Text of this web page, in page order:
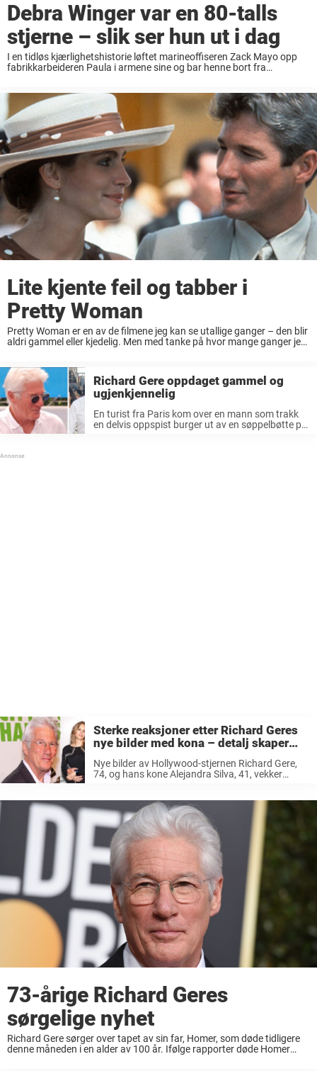
Debra Winger var en 80-talls
stjerne – slik ser hun ut i dag
I en tidløs kjærlighetshistorie løftet marineoffiseren Zack Mayo opp
fabrikkarbeideren Paula i armene sine og bar henne bort fra
Lite kjente feil og tabber i
Pretty Woman
Pretty Woman er en av de filmene jeg kan se utallige ganger – den blir
aldri gammel eller kjedelig. Men med tanke på hvor mange ganger jeg
Richard Gere oppdaget gammel og
ugjenkjennelig
En turist fra Paris kom over en mann som trakk
en delvis oppspist burger ut av en søppelbøtte på
Sterke reaksjoner etter Richard Geres
nye bilder med kona – detalj skaper
ramaskrik: «Ser ut som barnebarnet
hans»
Nye bilder av Hollywood-stjernen Richard Gere,
74, og hans kone Alejandra Silva, 41, vekker
normen når ...
73-årige Richard Geres
sørgelige nyhet
Richard Gere sørger over tapet av sin far, Homer, som døde tidligere
denne måneden i en alder av 100 år. Ifølge rapporter døde Homer